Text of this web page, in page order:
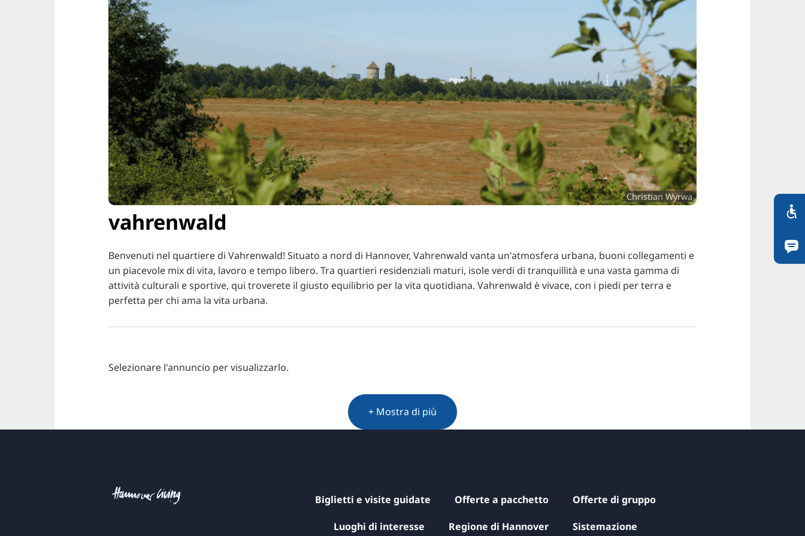
Christian Wyrwa
vahrenwald
Benvenuti nel quartiere di Vahrenwald! Situato a nord di Hannover, Vahrenwald vanta un'atmosfera urbana, buoni collegamenti e
un piacevole mix di vita, lavoro e tempo libero. Tra quartieri residenziali maturi, isole verdi di tranquillità e una vasta gamma di
attività culturali e sportive, qui troverete il giusto equilibrio per la vita quotidiana. Vahrenwald è vivace, con i piedi per terra e
perfetta per chi ama la vita urbana.
Selezionare l'annuncio per visualizzarlo.
+ Mostra di più
Biglietti e visite guidate Offerte a pacchetto Offerte di gruppo
Luoghi di interesse Regione di Hannover Sistemazione